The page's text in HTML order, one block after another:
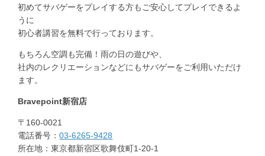
初めてサバゲーをプレイする方もご安心してプレイできるよ
うに
初心者講習を無料で行っております。
もちろん空調も完備！雨の日の遊びや、
社内のレクリエーションなどにもサバゲーをご利用いただけ
ます。
Bravepoint新宿店
〒160-0021
電話番号：03-6265-9428
所在地：東京都新宿区歌舞伎町1-20-1